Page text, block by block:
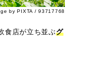
by PIXTA / 93717768
食店が立ち並ぶグ